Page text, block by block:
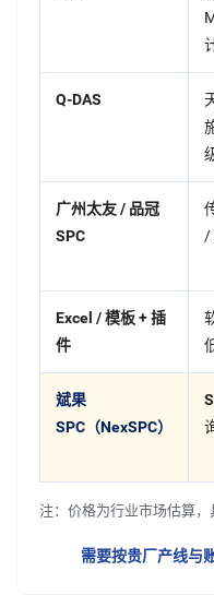
Q-DAS
广州太友 / 品冠
SPC
/
Excel / 模板 + 插
件
斌果
SPC（NexSPC）
，推
注：价格为行业市场估算，
需要按贵厂产线与